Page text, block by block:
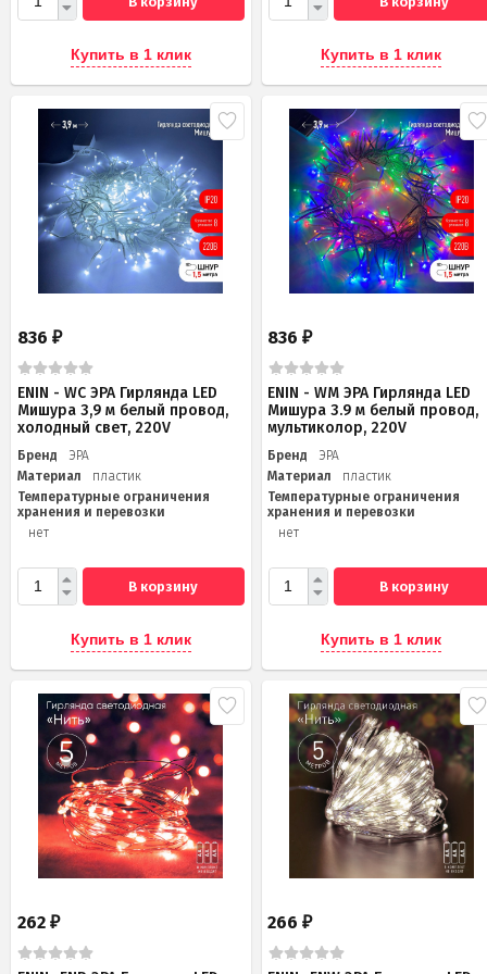
Купить в 1 клик Купить в 1 клик
836 ₽
ENIN - WC ЭРА Гирлянда LED
Мишура 3,9 м белый провод,
холодный свет, 220V
Бренд
ЭРА
Материал
пластик
Температурные ограничения
хранения и перевозки
нет
В корзину
Купить в 1 клик
836₽
ENIN - WM ЭРА Гирлянда LED
Мишура 3.9 м белый провод,
мультиколор, 220V
Бренд
ЭРА
Материал
пластик
Температурные ограничения
хранения и перевозки
нет
В корзину
Купить в 1 клик
262 ₽ 266₽